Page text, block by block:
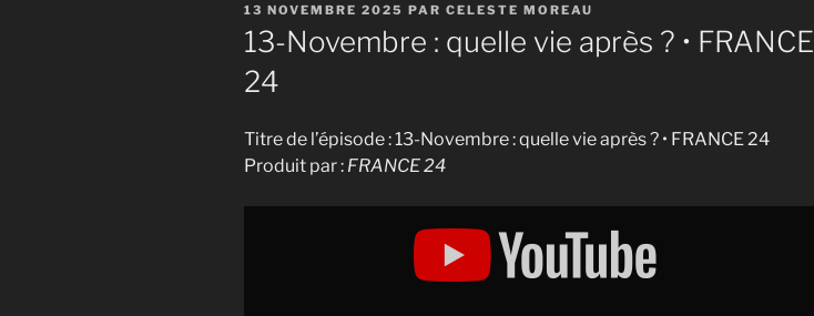
PUBLIÉ
LE
13 NOVEMBRE 2025 PAR CELESTE MOREAU
13-Novembre : quelle vie après ? • FRANCE
24
Titre de l’épisode : 13-Novembre : quelle vie après ? • FRANCE 24
Produit par : FRANCE 24